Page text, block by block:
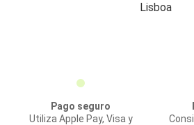
Lisboa
Pago seguro
Utiliza Apple Pay, Visa y